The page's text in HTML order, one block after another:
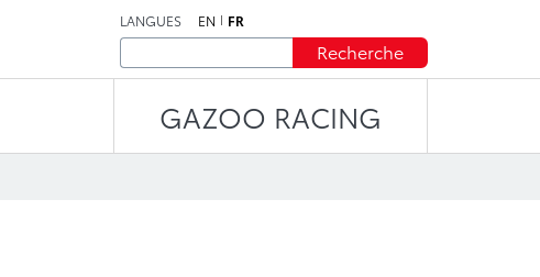
LANGUES EN FR
Recherche
GAZOO RACING